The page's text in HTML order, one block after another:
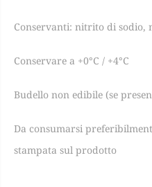
Conservanti: nitrito di sodio,
Conservare a +0°C / +4°C
Budello non edibile (se
Da consumarsi
stampata sul prodotto